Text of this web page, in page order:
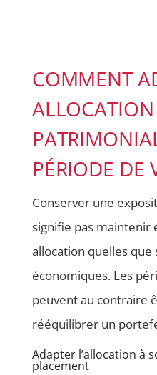
COMMENT
ALLOCATION
PÉRIODE DE
Conserver une
signifie pas maintenir
allocation quelles
économiques. Les
peuvent au contraire
rééquilibrer un
Adapter l’allocation à
placement